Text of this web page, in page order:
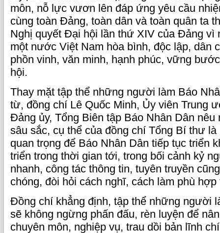
môn, nỗ lực vươn lên đáp ứng yêu cầu
cùng toàn Đảng, toàn dân và toàn quân ta
Nghị quyết Đại hội lần thứ XIV của Đảng vì
một nước Việt Nam hòa bình, độc lập, dân
phồn vinh, văn minh, hạnh phúc, vững
hội.
Thay mặt tập thể những người làm Báo
từ, đồng chí Lê Quốc Minh, Ủy viên Trung
Đảng ủy, Tổng Biên tập Báo Nhân Dân nêu
sâu sắc, cụ thể của đồng chí Tổng Bí thư
quan trọng để Báo Nhân Dân tiếp tục triển
triển trong thời gian tới, trong bối cảnh kỷ
nhanh, công tác thông tin, tuyên truyền
chóng, đòi hỏi cách nghĩ, cách làm phù
Đồng chí khẳng định, tập thể những người
sẽ không ngừng phấn đấu, rèn luyện để
chuyên môn, nghiệp vụ, trau dồi bản lĩnh